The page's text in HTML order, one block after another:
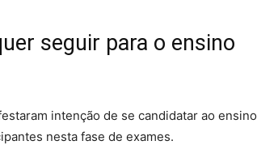
seguir para o ensino
intenção de se candidatar ao ensino
nesta fase de exames.